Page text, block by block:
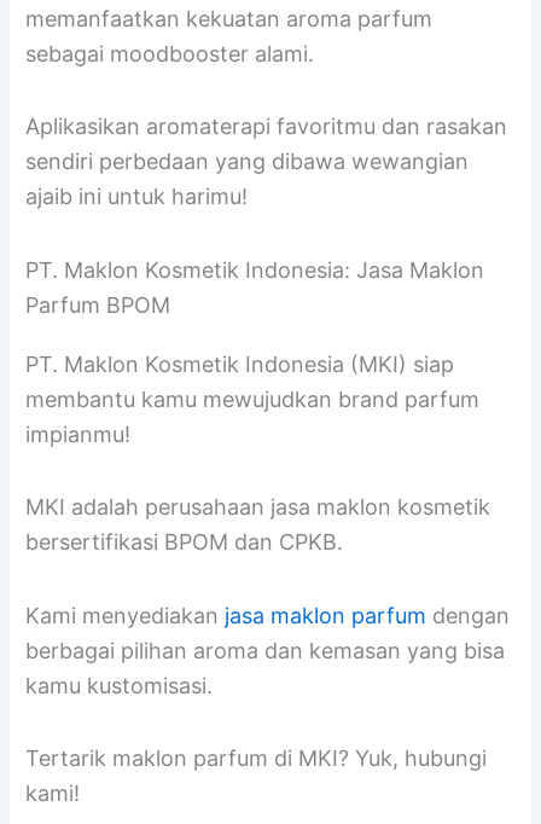
memanfaatkan kekuatan aroma parfum
sebagai moodbooster alami.
Aplikasikan aromaterapi favoritmu dan rasakan
sendiri perbedaan yang dibawa wewangian
ajaib ini untuk harimu!
PT. Maklon Kosmetik Indonesia: Jasa Maklon
Parfum BPOM
PT. Maklon Kosmetik Indonesia (MKI) siap
membantu kamu mewujudkan brand parfum
impianmu!
MKI adalah perusahaan jasa maklon kosmetik
bersertifikasi BPOM dan CPKB.
Kami menyediakan jasa maklon parfum dengan
berbagai pilihan aroma dan kemasan yang bisa
kamu kustomisasi.
Tertarik maklon parfum di MKI? Yuk, hubungi
kami!